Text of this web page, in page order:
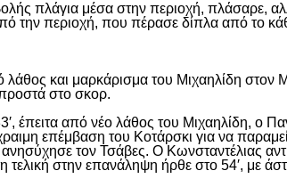
πλάγια μέσα στην περιοχή, πλάσαρε,
την περιοχή, που πέρασε δίπλα από το
και μαρκάρισμα του Μιχαηλίδη στον
στο σκορ.
έπειτα από νέο λάθος του Μιχαηλίδη, ο
επέμβαση του Κοτάρσκι για να
τον Τσάβες. Ο Κωνσταντέλιας
τελική στην επανάληψη ήρθε στο 54′, με